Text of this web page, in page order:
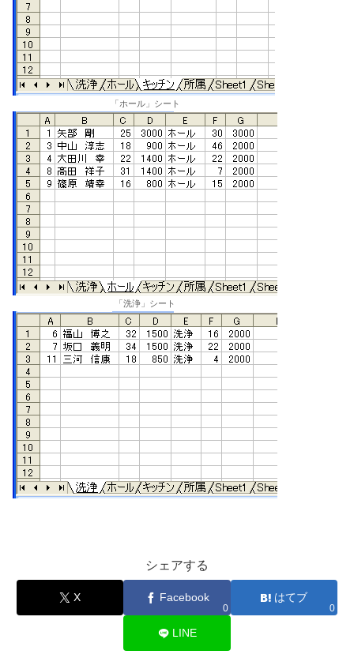
「ホール」シート
「洗浄」シート
シェアする
X Facebook
0
はてブ
0
LINE